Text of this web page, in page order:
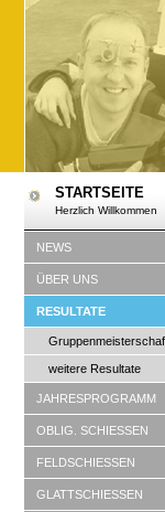
STARTSEITE
Herzlich Willkommen
NEWS
ÜBER UNS
RESULTATE
weitere Resultate
JAHRESPROGRAMM
OBLIG. SCHIESSEN
FELDSCHIESSEN
GLATTSCHIESSEN